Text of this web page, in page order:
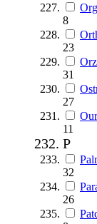
8
23
31
27
11
P
32
26